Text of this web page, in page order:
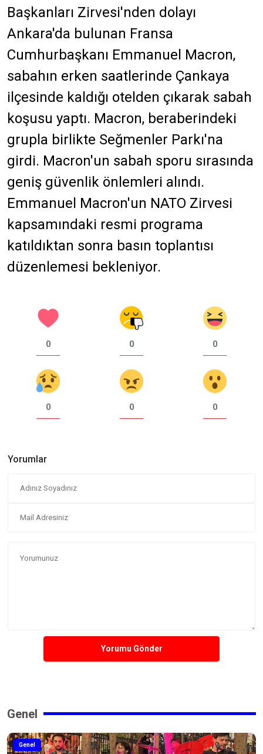
Başkanları Zirvesi'nden dolayı
Ankara'da bulunan Fransa
Cumhurbaşkanı Emmanuel Macron,
sabahın erken saatlerinde Çankaya
ilçesinde kaldığı otelden çıkarak sabah
koşusu yaptı. Macron, beraberindeki
grupla birlikte Seğmenler Parkı'na
girdi. Macron'un sabah sporu sırasında
geniş güvenlik önlemleri alındı.
Emmanuel Macron'un NATO Zirvesi
kapsamındaki resmi programa
katıldıktan sonra basın toplantısı
düzenlemesi bekleniyor.
0 0 0
0 0 0
Yorumlar
Yorumu Gönder
Genel
Genel